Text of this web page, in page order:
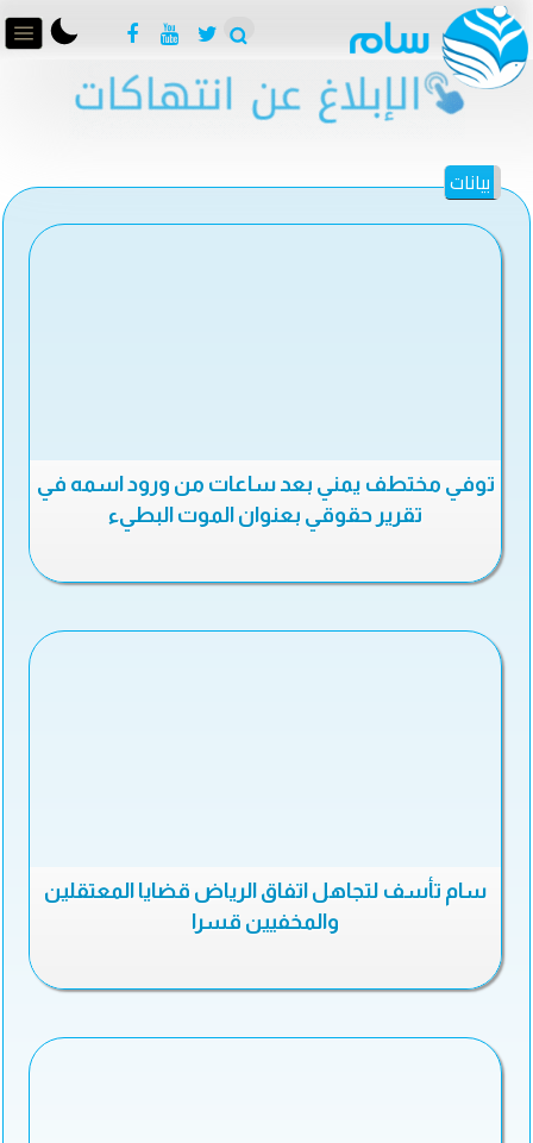
بيانات
توفي مختطف يمني بعد ساعات من ورود اسمه في
تقرير حقوقي بعنوان الموت البطيء
سام تأسف لتجاهل اتفاق الرياض قضايا المعتقلين
والمخفيين قسرا